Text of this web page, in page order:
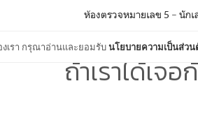
เรา กรุณาอ่านและยอมรับนโยบายความเป็นส่วน
ห้องตรวจหมายเลข 5 – นักเ
ถ้าเราได้เจ